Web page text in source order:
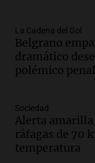
Audio.
con gol de
Noticias
Audio.
victoria
de
Noticias
Episodios
La Cadena del Gol
Belgrano
dramático
polémico penal
Sociedad
Alerta
ráfagas de 70
temperatura